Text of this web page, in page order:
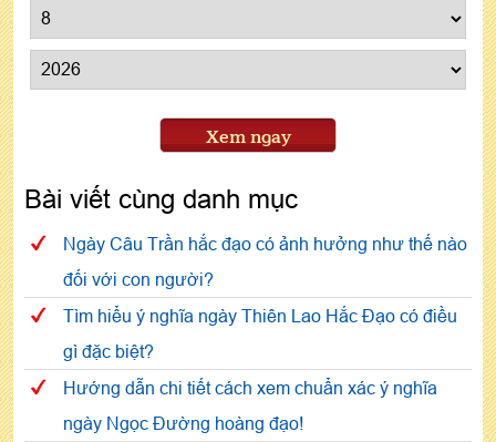
Xem ngay
Bài viết cùng danh mục
Ngày Câu Trần hắc đạo có ảnh hưởng như thế nào
đối với con người?
Tìm hiểu ý nghĩa ngày Thiên Lao Hắc Đạo có điều
gì đặc biệt?
Hướng dẫn chi tiết cách xem chuẩn xác ý nghĩa
ngày Ngọc Đường hoàng đạo!